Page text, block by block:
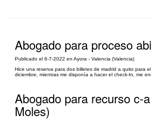
Abogado para proceso
Publicado el 6-7-2022 en Ayora - Valencia (Valencia)
Hice una reserva para dos billetes de madrid a quito para
diciembre, mientras me disponía a hacer el check-In, me
Abogado para recurso c-
Moles)